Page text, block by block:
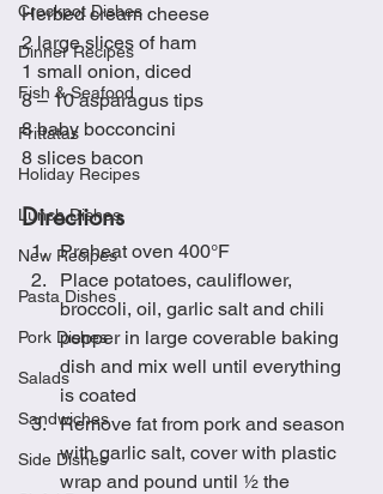
Crockpot Dishes
Dinner Recipes
Fish & Seafood
Frittatas
Holiday Recipes
Lunch Dishes
New Recipes
Pasta Dishes
Pork Dishes
Salads
Sandwiches
Side Dishes
Herbed cream cheese
2 large slices of ham
1 small onion, diced
8 – 10 asparagus tips
8 baby bocconcini
8 slices bacon
Directions
Preheat oven 400°F
Place potatoes, cauliflower,
broccoli, oil, garlic salt and chili
pepper in large coverable baking
dish and mix well until everything
is coated
Remove fat from pork and season
with garlic salt, cover with plastic
wrap and pound until ½ the